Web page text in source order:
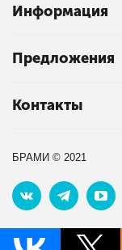
Информация
Предложения
Контакты
БРАМИ © 2021